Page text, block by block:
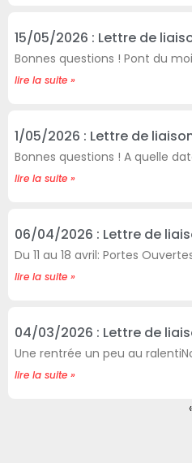
15/05/2026 : Lettre de
Bonnes questions ! Pont du
lire la suite »
1/05/2026 : Lettre de
Bonnes questions ! A quelle
lire la suite »
06/04/2026 : Lettre de
Du 11 au 18 avril: Portes
lire la suite »
04/03/2026 : Lettre de
Une rentrée un peu au
lire la suite »